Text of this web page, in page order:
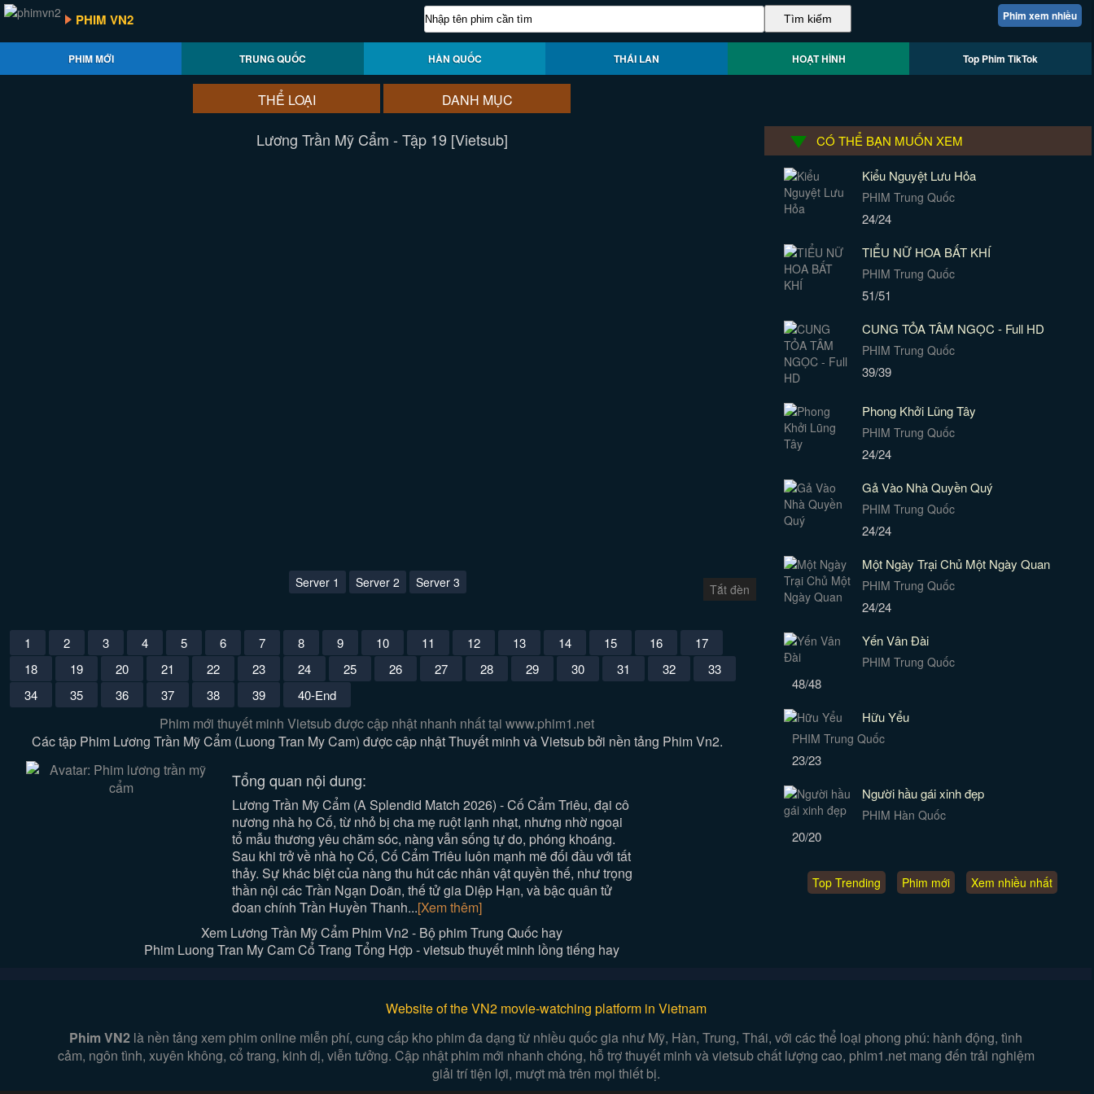
Phim xem nhiều
PHIM VN2
PHIM MỚI TRUNG QUỐC HÀN QUỐC THÁI LAN HOẠT HÌNH Top Phim TikTok
THỂ LOẠI DANH MỤC
Lương Trần Mỹ Cẩm - Tập 19 [Vietsub]
Server 1 Server 2 Server 3 Tắt đèn
1 2 3 4 5 6 7 8 9 10 11 12 13 14 15 16
17
18
19 20 21 22 23 24 25 26 27 28 29 30 31 32
33
34
35 36 37 38 39 40-End
Phim mới thuyết minh Vietsub được cập nhật nhanh nhất tại www.phim1.net
Các tập Phim Lương Trần Mỹ Cẩm (Luong Tran My Cam) được cập nhật Thuyết minh và Vietsub bởi nền tảng Phim Vn2.
Tổng quan nội dung:
Lương Trần Mỹ Cẩm (A Splendid Match 2026) - Cố Cẩm Triêu, đại cô
nương nhà họ Cố, từ nhỏ bị cha mẹ ruột lạnh nhạt, nhưng nhờ ngoại
tổ mẫu thương yêu chăm sóc, nàng vẫn sống tự do, phóng khoáng.
Sau khi trở về nhà họ Cố, Cố Cẩm Triêu luôn mạnh mẽ đối đầu với tất
thảy. Sự khác biệt của nàng thu hút các nhân vật quyền thế, như trọng
thần nội các Trần Ngạn Doãn, thế tử gia Diệp Hạn, và bậc quân tử
đoan chính Trần Huyền Thanh...[Xem thêm]
Xem Lương Trần Mỹ Cẩm Phim Vn2 - Bộ phim Trung Quốc hay
Phim Luong Tran My Cam Cổ Trang Tổng Hợp - vietsub thuyết minh lồng tiếng hay
CÓ THỂ BẠN MUỐN XEM
Kiểu Nguyệt Lưu Hỏa
PHIM Trung Quốc
24/24
TIỂU NỮ HOA BẤT KHÍ
PHIM Trung Quốc
51/51
CUNG TỎA TÂM NGỌC - Full HD
PHIM Trung Quốc
39/39
Phong Khởi Lũng Tây
PHIM Trung Quốc
24/24
Gả Vào Nhà Quyền Quý
PHIM Trung Quốc
24/24
Một Ngày Trại Chủ Một Ngày Quan
PHIM Trung Quốc
24/24
Yến Vân Đài
PHIM Trung Quốc
48/48
Hữu Yểu
PHIM Trung Quốc
23/23
Người hầu gái xinh đẹp
PHIM Hàn Quốc
20/20
Top Trending Phim mới Xem nhiều nhất
Website of the VN2 movie-watching platform in Vietnam
Phim VN2 là nền tảng xem phim online miễn phí, cung cấp kho phim đa dạng từ nhiều quốc gia như Mỹ, Hàn, Trung, Thái, với các thể loại phong phú: hành động, tình
cảm, ngôn tình, xuyên không, cổ trang, kinh dị, viễn tưởng. Cập nhật phim mới nhanh chóng, hỗ trợ thuyết minh và vietsub chất lượng cao, phim1.net mang đến trải nghiệm
giải trí tiện lợi, mượt mà trên mọi thiết bị.